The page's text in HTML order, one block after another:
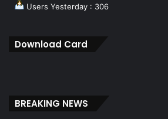
Users Yesterday : 306
Download Card
BREAKING NEWS